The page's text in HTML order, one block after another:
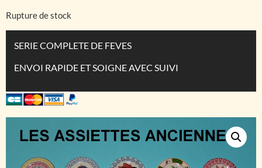
Rupture de stock
SERIE COMPLETE DE FEVES
ENVOI RAPIDE ET SOIGNE AVEC SUIVI